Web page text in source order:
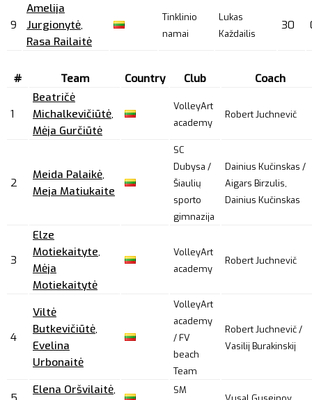
9
Amelija
Jurgionytė,
Rasa Railaitė
Tinklinio
namai
Lukas
Každailis
30
# Team Country Club Coach
1
Beatričė
Michalkevičiūtė,
Mėja Gurčiūtė
VolleyArt
academy
Robert Juchnevič
2
Meida Palaikė,
Meja Matiukaite
SC
Dubysa /
Šiaulių
sporto
gimnazija
Dainius Kučinskas /
Aigars Birzulis,
Dainius Kučinskas
3
Elze
Motiekaityte,
Mėja
Motiekaitytė
VolleyArt
academy
Robert Juchnevič
4
Viltė
Butkevičiūtė,
Evelina
Urbonaitė
VolleyArt
academy
/ FV
beach
Team
Robert Juchnevič /
Vasilij Burakinskij
Elena Oršvilaitė,
SM